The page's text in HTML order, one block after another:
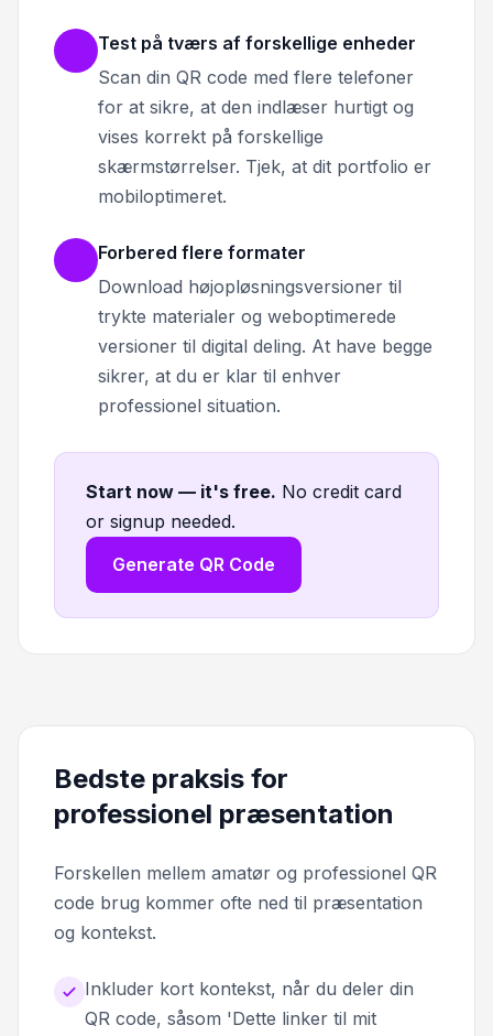
Test på tværs af forskellige enheder
Scan din QR code med flere telefoner
for at sikre, at den indlæser hurtigt og
vises korrekt på forskellige
skærmstørrelser. Tjek, at dit portfolio er
mobiloptimeret.
Forbered flere formater
Download højopløsningsversioner til
trykte materialer og weboptimerede
versioner til digital deling. At have begge
sikrer, at du er klar til enhver
professionel situation.
Start now — it's free. No credit card
or signup needed.
Generate QR Code
Bedste praksis for
professionel præsentation
Forskellen mellem amatør og professionel QR
code brug kommer ofte ned til præsentation
og kontekst.
Inkluder kort kontekst, når du deler din
QR code, såsom 'Dette linker til mit